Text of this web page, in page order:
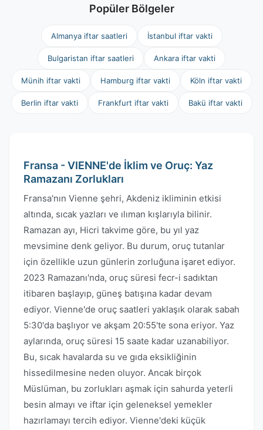
Popüler Bölgeler
Almanya iftar saatleri İstanbul iftar vakti
Bulgaristan iftar saatleri Ankara iftar vakti
Münih iftar vakti Hamburg iftar vakti Köln iftar vakti
Berlin iftar vakti Frankfurt iftar vakti Bakü iftar vakti
Fransa - VIENNE'de İklim ve Oruç: Yaz
Ramazanı Zorlukları
Fransa'nın Vienne şehri, Akdeniz ikliminin etkisi
altında, sıcak yazları ve ılıman kışlarıyla bilinir.
Ramazan ayı, Hicri takvime göre, bu yıl yaz
mevsimine denk geliyor. Bu durum, oruç tutanlar
için özellikle uzun günlerin zorluğuna işaret ediyor.
2023 Ramazanı'nda, oruç süresi fecr-i sadıktan
itibaren başlayıp, güneş batışına kadar devam
ediyor. Vienne'de oruç saatleri yaklaşık olarak sabah
5:30'da başlıyor ve akşam 20:55'te sona eriyor. Yaz
aylarında, oruç süresi 15 saate kadar uzanabiliyor.
Bu, sıcak havalarda su ve gıda eksikliğinin
hissedilmesine neden oluyor. Ancak birçok
Müslüman, bu zorlukları aşmak için sahurda yeterli
besin almayı ve iftar için geleneksel yemekler
hazırlamayı tercih ediyor. Vienne'deki küçük